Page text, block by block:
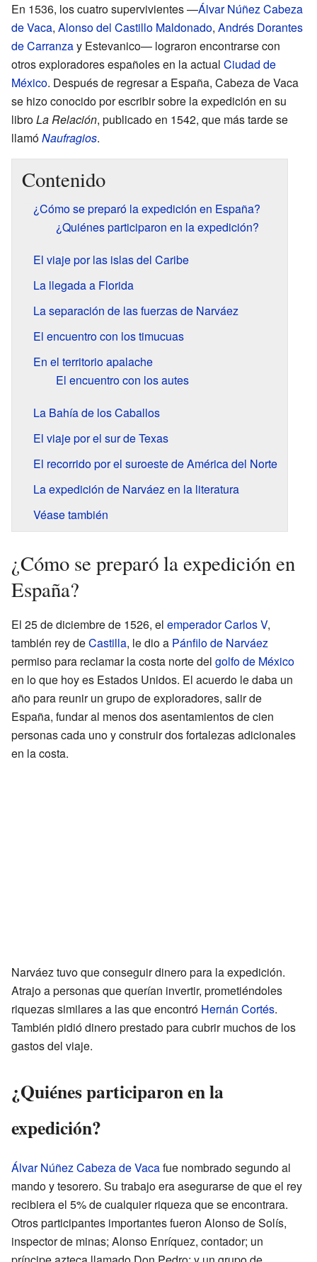
En 1536, los cuatro supervivientes —Álvar Núñez Cabeza
de Vaca, Alonso del Castillo Maldonado, Andrés Dorantes
de Carranzay Estevanico— lograron encontrarse con
otros exploradores españoles en la actual Ciudad de
México. Después de regresar a España, Cabeza de Vaca
se hizo conocido por escribir sobre la expedición en su
libroLa Relación, publicado en 1542, que más tarde se
llamóNaufragios.
Contenido
¿Cómo se preparó la expedición en España?
¿Quiénes participaron en la expedición?
El viaje por las islas del Caribe
La llegada a Florida
La separación de las fuerzas de Narváez
El encuentro con los timucuas
En el territorio apalache
El encuentro con los autes
La Bahía de los Caballos
El viaje por el sur de Texas
El recorrido por el suroeste de América del Norte
La expedición de Narváez en la literatura
Véase también
¿Cómo se preparó la expedición en
España?
El 25 de diciembre de 1526, el emperador Carlos V,
también rey deCastilla, le dio a Pánfilo de Narváez
permiso para reclamar la costa norte del golfo de México
en lo que hoy es Estados Unidos. El acuerdo le daba un
año para reunir un grupo de exploradores, salir de
España, fundar al menos dos asentamientos de cien
personas cada uno y construir dos fortalezas adicionales
en la costa.
Narváez tuvo que conseguir dinero para la expedición.
Atrajo a personas que querían invertir, prometiéndoles
riquezas similares a las que encontró Hernán Cortés.
También pidió dinero prestado para cubrir muchos de los
gastos del viaje.
¿Quiénes participaron en la
expedición?
Álvar Núñez Cabeza de Vacafue nombrado segundo al
mando y tesorero. Su trabajo era asegurarse de que el rey
recibiera el 5% de cualquier riqueza que se encontrara.
Otros participantes importantes fueron Alonso de Solís,
inspector de minas; Alonso Enríquez, contador; un